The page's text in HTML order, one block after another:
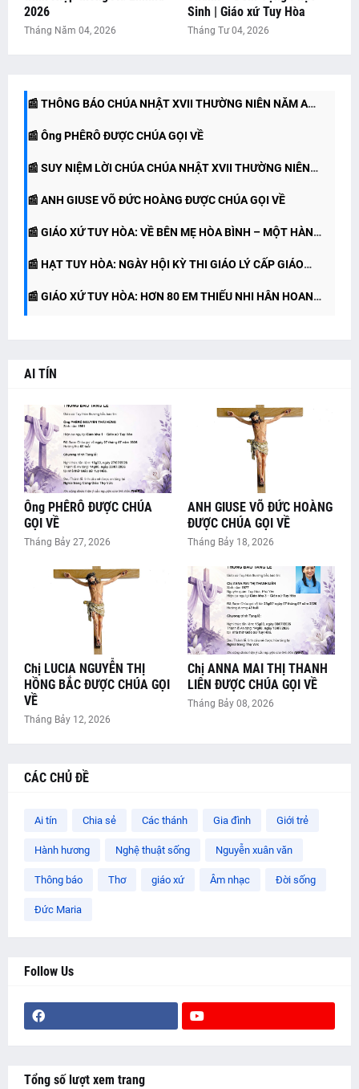
2026
Tháng Năm 04, 2026
Sinh | Giáo xứ Tuy Hòa
Tháng Tư 04, 2026
NĂM A
📰 THÔNG BÁO CHÚA NHẬT XVIII THƯỜNG NIÊN NĂM A
📰 Ông PHÊRÔ ĐƯỢC CHÚA GỌI VỀ
📰 SUY NIỆM LỜI CHÚA CHÚA NHẬT XVII THƯỜNG NIÊN
📰 ANH GIUSE VÕ ĐỨC HOÀNG ĐƯỢC CHÚA GỌI VỀ
📰 GIÁO XỨ TUY HÒA: VỀ BÊN MẸ HÒA BÌNH – MỘT HÀNH
📰 HẠT TUY HÒA: NGÀY HỘI KỲ THI GIÁO LÝ CẤP GIÁO
📰 GIÁO XỨ TUY HÒA: HƠN 80 EM THIẾU NHI HÂN HOAN
AI TÍN
Ông PHÊRÔ ĐƯỢC CHÚA
GỌI VỀ
Tháng Bảy 27, 2026
ANH GIUSE VÕ ĐỨC HOÀNG
ĐƯỢC CHÚA GỌI VỀ
Tháng Bảy 18, 2026
Chị LUCIA NGUYỄN THỊ
HỒNG BẮC ĐƯỢC CHÚA GỌI
VỀ
Tháng Bảy 12, 2026
Chị ANNA MAI THỊ THANH
LIÊN ĐƯỢC CHÚA GỌI VỀ
Tháng Bảy 08, 2026
CÁC CHỦ ĐỀ
Ai tín Chia sẻ Các thánh Gia đình Giới trẻ
Hành hương Nghệ thuật sống Nguyễn xuân văn
Thông báo Thơ giáo xứ Âm nhạc Đời sống
Đức Maria
Follow Us
Tổng số lượt xem trang